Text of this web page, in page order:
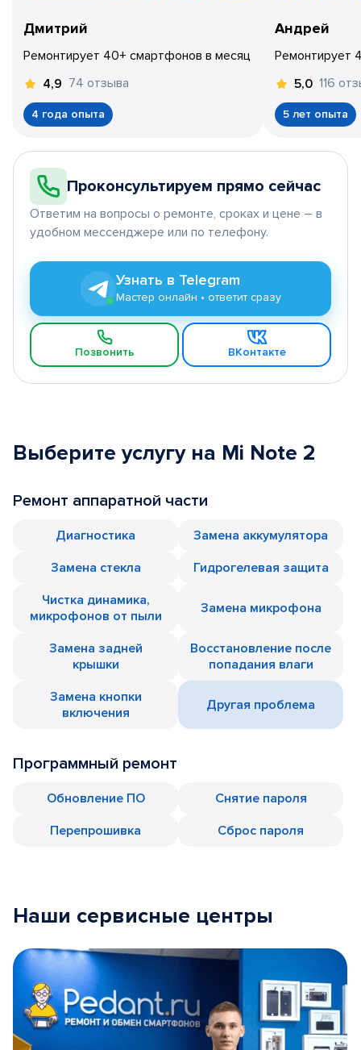
Дмитрий
Ремонтирует 40+ смартфонов в месяц
4,9 74 отзыва
4 года опыта
Андрей
Ремонтирует
5,0 116
5 лет опыта
Проконсультируем прямо сейчас
Ответим на вопросы о ремонте, сроках и цене – в
удобном мессенджере или по телефону.
Узнать в Telegram
Мастер онлайн • ответит сразу
Позвонить ВКонтакте
Выберите услугу на Mi Note 2
Ремонт аппаратной части
Диагностика
Замена аккумулятора
Замена стекла
Гидрогелевая защита
Чистка динамика,
микрофонов от пыли
Замена микрофона
Замена задней
крышки
Восстановление после
попадания влаги
Замена кнопки
включения
Другая проблема
Программный ремонт
Обновление ПО
Снятие пароля
Перепрошивка
Сброс пароля
Наши сервисные центры